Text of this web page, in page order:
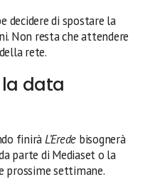
decidere di spostare la
Non resta che attendere
rete.
data
finiràL’Erede bisognerà
parte di Mediaset o la
prossime settimane.